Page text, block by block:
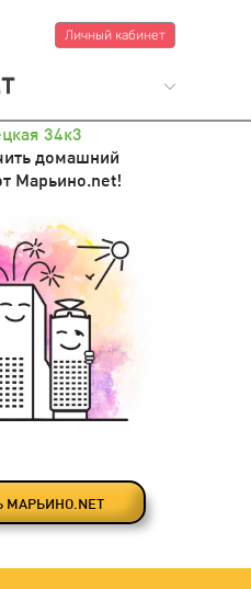
Личный кабинет
34к3
домашний
Марьино.net!